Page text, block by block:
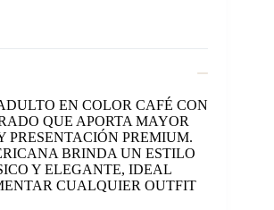
EN COLOR CAFÉ CON
QUE APORTA MAYOR
PREMIUM.
BRINDA UN ESTILO
Y ELEGANTE, IDEAL
CUALQUIER OUTFIT